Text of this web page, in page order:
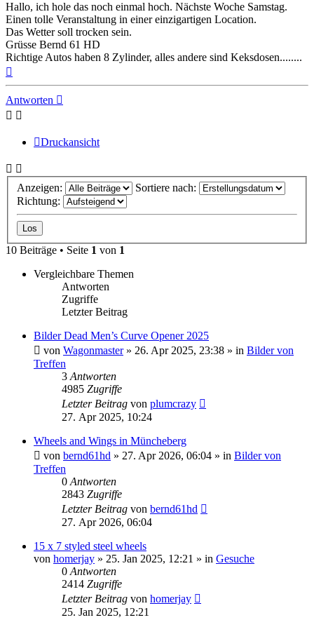
Hallo, ich hole das noch einmal hoch. Nächste Woche Samstag.
Einen tolle Veranstaltung in einer einzigartigen Location.
Das Wetter soll trocken sein.
Grüsse Bernd 61 HD
Richtige Autos haben 8 Zylinder, alles andere sind Keksdosen........
Antworten
Druckansicht
Anzeigen:
Sortiere nach:
Richtung:
10 Beiträge • Seite 1 von 1
Vergleichbare Themen
Antworten
Zugriffe
Letzter Beitrag
Bilder Dead Men’s Curve Opener 2025
von Wagonmaster» 26. Apr 2025, 23:38 » in Bilder von
Treffen
3 Antworten
4985 Zugriffe
Letzter Beitrag von plumcrazy
27. Apr 2025, 10:24
Wheels and Wings in Müncheberg
von bernd61hd » 27. Apr 2026, 06:04 » in Bilder von
Treffen
0 Antworten
2843 Zugriffe
Letzter Beitrag von bernd61hd
27. Apr 2026, 06:04
15 x 7 styled steel wheels
von homerjay » 25. Jan 2025, 12:21 » in Gesuche
0 Antworten
2414 Zugriffe
Letzter Beitrag von homerjay
25. Jan 2025, 12:21